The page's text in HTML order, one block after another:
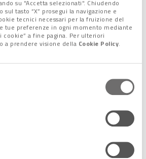
su "Accetta selezionati". Chiudendo
tasto “X” prosegui la navigazione e
tecnici necessari per la fruizione del
tue preferenze in ogni momento mediante
cookie” a fine pagina. Per ulteriori
a prendere visione della Cookie Policy.
climatiche e la creazione di una rete di
per costruire una Governance
ai
climatici nelle Alpi
per la governance dei Ghiacciai e
del rischio criosferico
(per